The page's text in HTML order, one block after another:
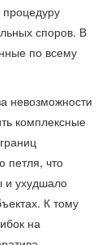
споров. В
по всему
невозможности
комплексные
петля, что
и ухудшало
К тому
на